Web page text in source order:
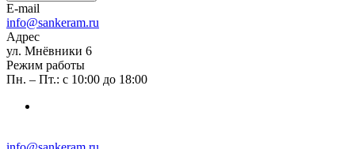
E-mail
info@sankeram.ru
Адрес
ул. Мнёвники 6
Режим работы
Пн. – Пт.: с 10:00 до 18:00